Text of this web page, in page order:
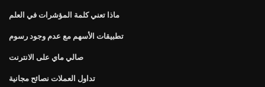
ماذا تعني كلمة المؤشرات في العلم
تطبيقات الأسهم مع عدم وجود رسوم
صالي ماي على الانترنت
تداول العملات نصائح مجانية